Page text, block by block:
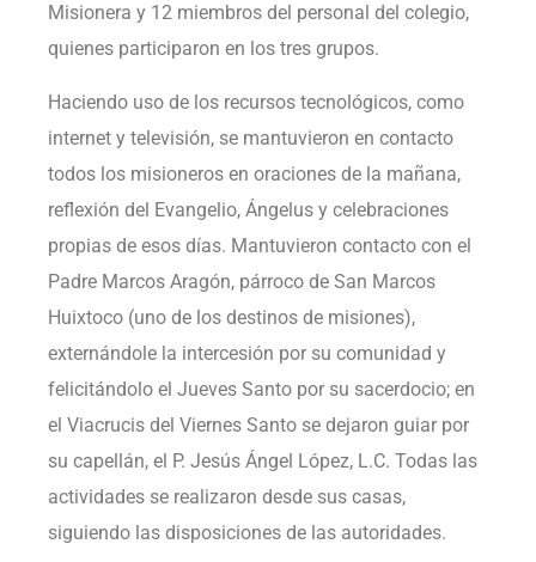
Misionera y 12 miembros del personal del colegio,
quienes participaron en los tres grupos.
Haciendo uso de los recursos tecnológicos, como
internet y televisión, se mantuvieron en contacto
todos los misioneros en oraciones de la mañana,
reflexión del Evangelio, Ángelus y celebraciones
propias de esos días. Mantuvieron contacto con el
Padre Marcos Aragón, párroco de San Marcos
Huixtoco (uno de los destinos de misiones),
externándole la intercesión por su comunidad y
felicitándolo el Jueves Santo por su sacerdocio; en
el Viacrucis del Viernes Santo se dejaron guiar por
su capellán, el P. Jesús Ángel López, L.C. Todas las
actividades se realizaron desde sus casas,
siguiendo las disposiciones de las autoridades.